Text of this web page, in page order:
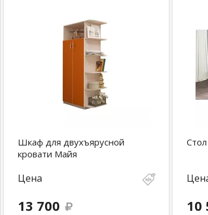
Шкаф для двухъярусной
кровати Майя
Цена
13 700 10